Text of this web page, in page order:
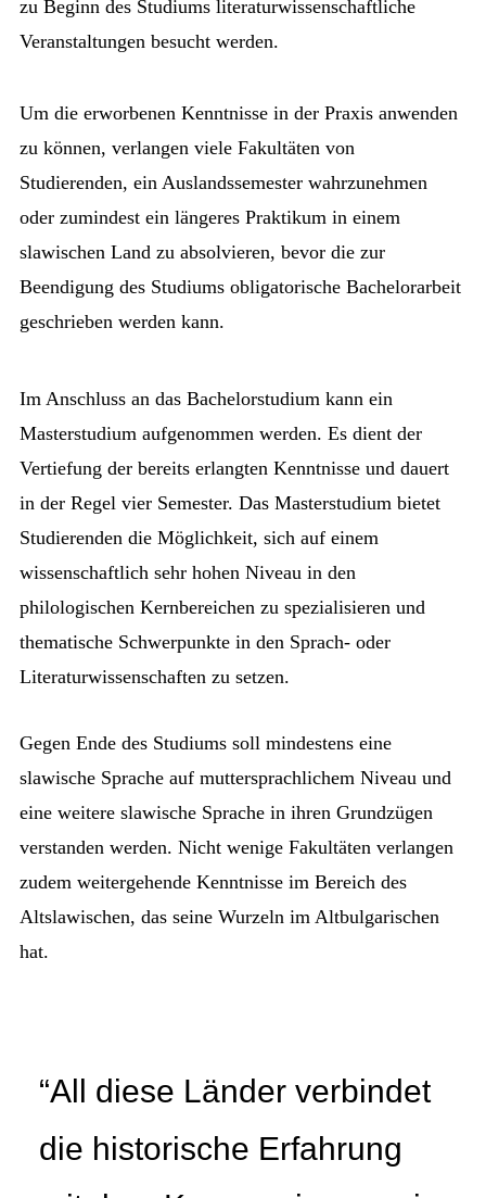
zu Beginn des Studiums literaturwissenschaftliche
Veranstaltungen besucht werden.
Um die erworbenen Kenntnisse in der Praxis anwenden
zu können, verlangen viele Fakultäten von
Studierenden, ein Auslandssemester wahrzunehmen
oder zumindest ein längeres Praktikum in einem
slawischen Land zu absolvieren, bevor die zur
Beendigung des Studiums obligatorische Bachelorarbeit
geschrieben werden kann.
Im Anschluss an das Bachelorstudium kann ein
Masterstudium aufgenommen werden. Es dient der
Vertiefung der bereits erlangten Kenntnisse und dauert
in der Regel vier Semester. Das Masterstudium bietet
Studierenden die Möglichkeit, sich auf einem
wissenschaftlich sehr hohen Niveau in den
philologischen Kernbereichen zu spezialisieren und
thematische Schwerpunkte in den Sprach- oder
Literaturwissenschaften zu setzen.
Gegen Ende des Studiums soll mindestens eine
slawische Sprache auf muttersprachlichem Niveau und
eine weitere slawische Sprache in ihren Grundzügen
verstanden werden. Nicht wenige Fakultäten verlangen
zudem weitergehende Kenntnisse im Bereich des
Altslawischen, das seine Wurzeln im Altbulgarischen
hat.
“All diese Länder verbindet
die historische Erfahrung